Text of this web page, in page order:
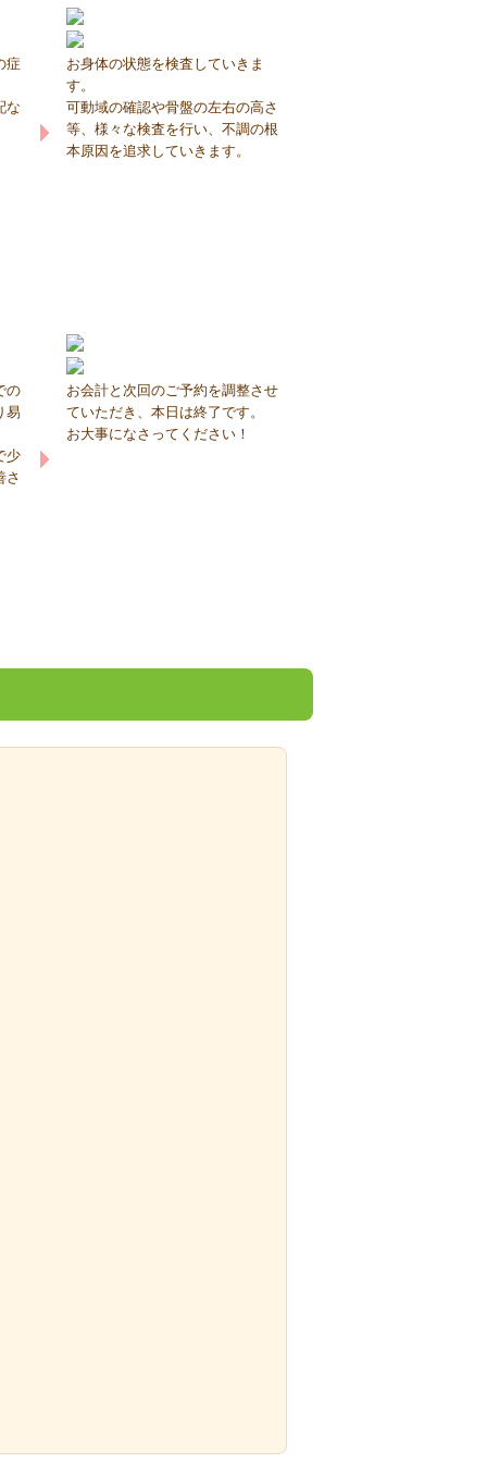
症
な
お身体の状態を検査していきま
す。
可動域の確認や骨盤の左右の高さ
等、様々な検査を行い、不調の根
本原因を追求していきます。
の
易
少
さ
お会計と次回のご予約を調整させ
ていただき、本日は終了です。
お大事になさってください！